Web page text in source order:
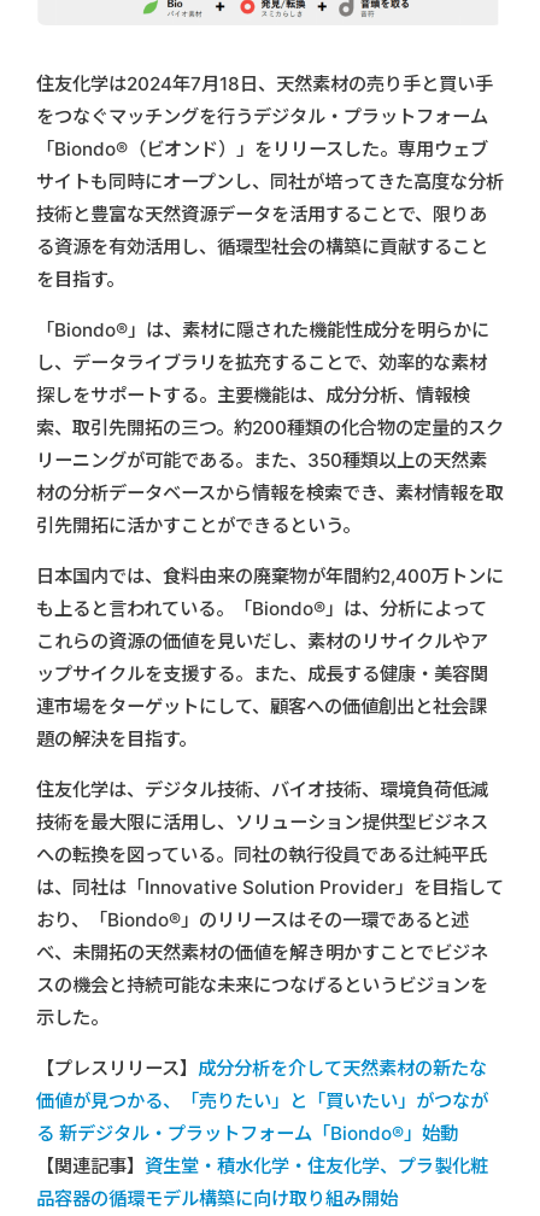
住友化学は2024年7月18日、天然素材の売り手と買い手
をつなぐマッチングを行うデジタル・プラットフォーム
「Biondo®（ビオンド）」をリリースした。専用ウェブ
サイトも同時にオープンし、同社が培ってきた高度な分析
技術と豊富な天然資源データを活用することで、限りあ
る資源を有効活用し、循環型社会の構築に貢献すること
を目指す。
「Biondo®」は、素材に隠された機能性成分を明らかに
し、データライブラリを拡充することで、効率的な素材
探しをサポートする。主要機能は、成分分析、情報検
索、取引先開拓の三つ。約200種類の化合物の定量的スク
リーニングが可能である。また、350種類以上の天然素
材の分析データベースから情報を検索でき、素材情報を取
引先開拓に活かすことができるという。
日本国内では、食料由来の廃棄物が年間約2,400万トンに
も上ると言われている。「Biondo®」は、分析によって
これらの資源の価値を見いだし、素材のリサイクルやア
ップサイクルを支援する。また、成長する健康・美容関
連市場をターゲットにして、顧客への価値創出と社会課
題の解決を目指す。
住友化学は、デジタル技術、バイオ技術、環境負荷低減
技術を最大限に活用し、ソリューション提供型ビジネス
への転換を図っている。同社の執行役員である辻純平氏
は、同社は「Innovative Solution Provider」を目指して
おり、「Biondo®」のリリースはその一環であると述
べ、未開拓の天然素材の価値を解き明かすことでビジネ
スの機会と持続可能な未来につなげるというビジョンを
示した。
【プレスリリース】 成分分析を介して天然素材の新たな
価値が見つかる、「売りたい」と「買いたい」がつなが
る 新デジタル・プラットフォーム「Biondo®」始動
【関連記事】 資生堂・積水化学・住友化学、プラ製化粧
品容器の循環モデル構築に向け取り組み開始